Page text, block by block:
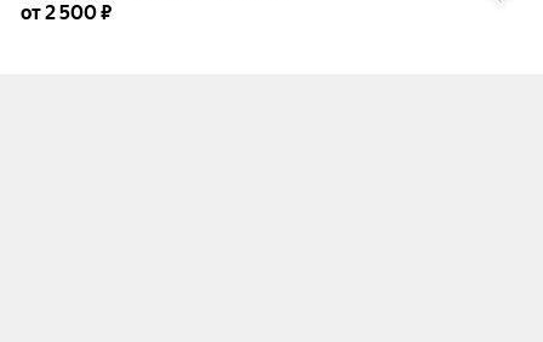
от 2 500 ₽